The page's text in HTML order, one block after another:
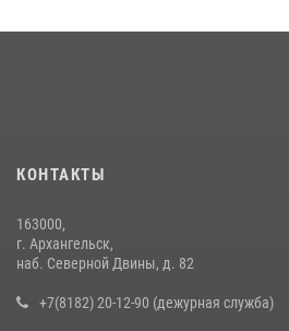
КОНТАКТЫ
163000,
г. Архангельск,
наб. Северной Двины, д. 82
+7(8182) 20-12-90 (дежурная служба)